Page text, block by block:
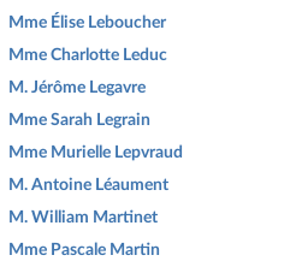
Mme Élise Leboucher
Mme Charlotte Leduc
M. Jérôme Legavre
Mme Sarah Legrain
Mme Murielle Lepvraud
M. Antoine Léaument
M. William Martinet
Mme Pascale Martin